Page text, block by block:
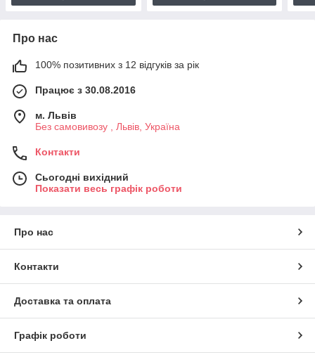
Про нас
100% позитивних з 12 відгуків за рік
Працює з 30.08.2016
м. Львів
Без самовивозу , Львів, Україна
Контакти
Сьогодні вихідний
Показати весь графік роботи
Про нас
Контакти
Доставка та оплата
Графік роботи